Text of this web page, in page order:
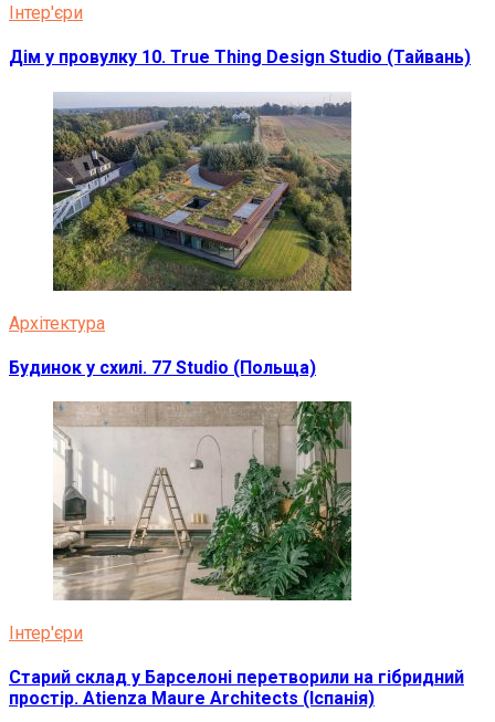
Інтер'єри
Дім у провулку 10. True Thing Design Studio (Тайвань)
Архітектура
Будинок у схилі. 77 Studio (Польща)
Інтер'єри
Старий склад у Барселоні перетворили на гібридний
простір. Atienza Maure Architects (Іспанія)